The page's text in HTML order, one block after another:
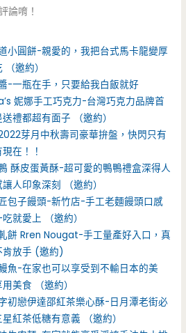
論唷！
小圓餅-親愛的，我把台式馬卡龍變厚
邀約）
-一瓶在手，只要給我白飯就好
妮娜手工巧克力-台灣巧克力品牌首
禮都超有面子 （邀約）
芽月中秋壽司豪華拚盤，快閃只有
在！！
酥皮蛋黃酥-超可愛的鴨鴨禮盒深得人
人印象深刻 （邀約）
包子饅頭-新竹店-手工老麵饅頭口感
就愛上 （邀約）
餅 Rren Nougat-手工量產好入口，真
肯放手 (邀約)
魚-在家也可以享受到不輸日本的美
美食 （邀約）
初戀伊達邵紅茶樂心酥-日月潭老街必
紅茶低糖有意義 （邀約）